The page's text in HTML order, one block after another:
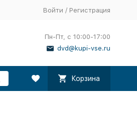
Войти / Регистрация
Пн-Пт, с 10:00-17:00
dvd@kupi-vse.ru
Корзина